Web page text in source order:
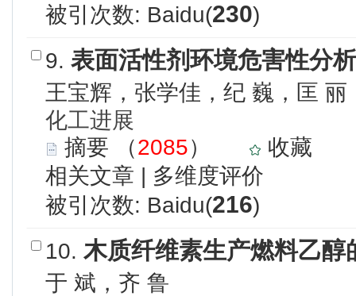
被引次数: Baidu(230)
9. 表面活性剂环境危害性分析
王宝辉，张学佳，纪 巍，匡 丽
化工进展
摘要 （2085）
收藏
相关文章 | 多维度评价
被引次数: Baidu(216)
10. 木质纤维素生产燃料乙醇
于 斌，齐 鲁